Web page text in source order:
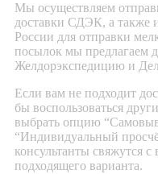
Мы осуществляем
доставки СДЭК, а также
России для отправки
посылок мы предлагаем
Желдорэкспедицию и
Если вам не подходит
бы воспользоваться
выбрать опцию
“Индивидуальный
консультанты свяжутся
подходящего варианта.